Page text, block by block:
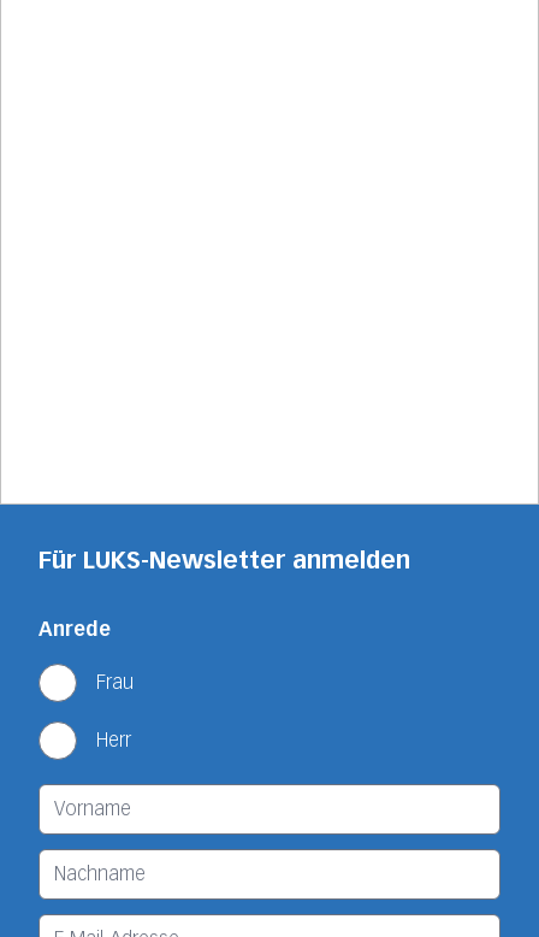
Für LUKS-Newsletter anmelden
Anrede
Frau
Herr